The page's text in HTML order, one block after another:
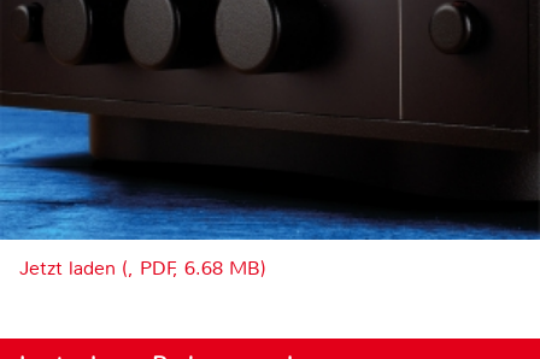
Jetzt laden (, PDF, 6.68 MB)